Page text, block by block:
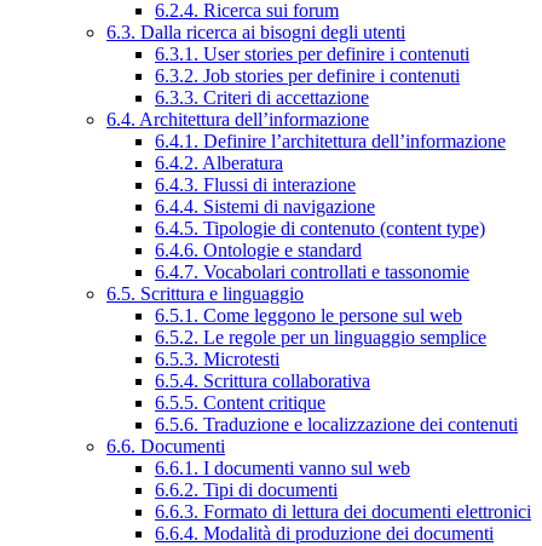
6.2.4. Ricerca sui forum
6.3. Dalla ricerca ai bisogni degli utenti
6.3.1. User stories per definire i contenuti
6.3.2. Job stories per definire i contenuti
6.3.3. Criteri di accettazione
6.4. Architettura dell’informazione
6.4.1. Definire l’architettura dell’informazione
6.4.2. Alberatura
6.4.3. Flussi di interazione
6.4.4. Sistemi di navigazione
6.4.5. Tipologie di contenuto (content type)
6.4.6. Ontologie e standard
6.4.7. Vocabolari controllati e tassonomie
6.5. Scrittura e linguaggio
6.5.1. Come leggono le persone sul web
6.5.2. Le regole per un linguaggio semplice
6.5.3. Microtesti
6.5.4. Scrittura collaborativa
6.5.5. Content critique
6.5.6. Traduzione e localizzazione dei contenuti
6.6. Documenti
6.6.1. I documenti vanno sul web
6.6.2. Tipi di documenti
6.6.3. Formato di lettura dei documenti elettronici
6.6.4. Modalità di produzione dei documenti